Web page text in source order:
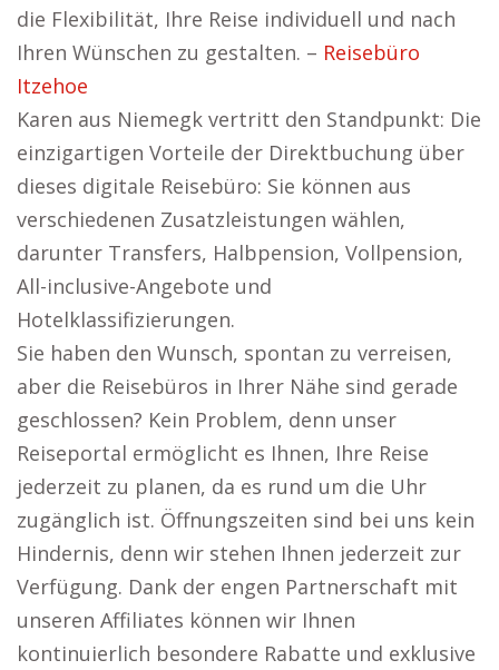
die Flexibilität, Ihre Reise individuell und nach
Ihren Wünschen zu gestalten. – Reisebüro
Itzehoe
Karen aus Niemegk vertritt den Standpunkt: Die
einzigartigen Vorteile der Direktbuchung über
dieses digitale Reisebüro: Sie können aus
verschiedenen Zusatzleistungen wählen,
darunter Transfers, Halbpension, Vollpension,
All-inclusive-Angebote und
Hotelklassifizierungen.
Sie haben den Wunsch, spontan zu verreisen,
aber die Reisebüros in Ihrer Nähe sind gerade
geschlossen? Kein Problem, denn unser
Reiseportal ermöglicht es Ihnen, Ihre Reise
jederzeit zu planen, da es rund um die Uhr
zugänglich ist. Öffnungszeiten sind bei uns kein
Hindernis, denn wir stehen Ihnen jederzeit zur
Verfügung. Dank der engen Partnerschaft mit
unseren Affiliates können wir Ihnen
kontinuierlich besondere Rabatte und exklusive